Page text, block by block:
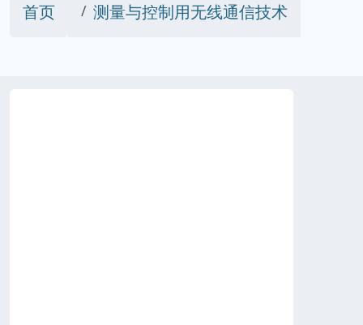
首页 测量与控制用无线通信技术